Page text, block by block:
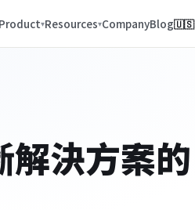
Product Resources CompanyBlog🇺🇸
解決方案的